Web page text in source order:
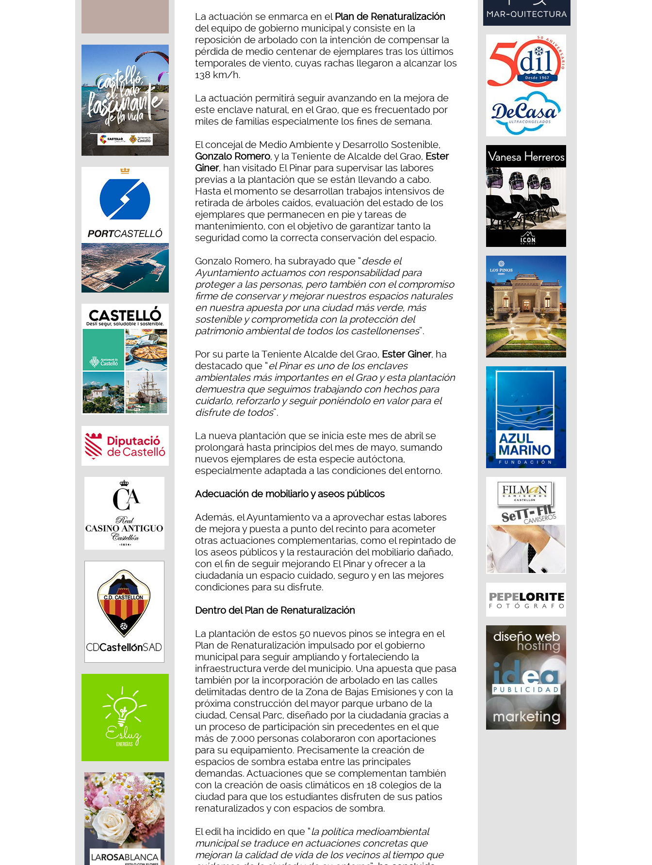
La actuación se enmarca en elPlan de Renaturalización
del equipo de gobierno municipal y consiste en la
reposición de arbolado con la intención de compensar la
pérdida de medio centenar de ejemplares tras los últimos
temporales de viento, cuyas rachas llegaron a alcanzar los
138 km/h.
La actuación permitirá seguir avanzando en la mejora de
este enclave natural, en el Grao, que es frecuentado por
miles de familias especialmente los fines de semana.
El concejal de Medio Ambiente y Desarrollo Sostenible,
Gonzalo Romero, y la Teniente de Alcalde del Grao, Ester
Giner, han visitado El Pinar para supervisar las labores
previas a la plantación que se están llevando a cabo.
Hasta el momento se desarrollan trabajos intensivos de
retirada de árboles caídos, evaluación del estado de los
ejemplares que permanecen en pie y tareas de
mantenimiento, con el objetivo de garantizar tanto la
seguridad como la correcta conservación del espacio.
Gonzalo Romero, ha subrayado que “desde el
Ayuntamiento actuamos con responsabilidad para
proteger a las personas, pero también con el compromiso
firme de conservar y mejorar nuestros espacios naturales
en nuestra apuesta por una ciudad más verde, más
sostenible y comprometida con la protección del
patrimonio ambiental de todos los castellonenses”.
Por su parte la Teniente Alcalde del Grao, Ester Giner, ha
destacado que “el Pinar es uno de los enclaves
ambientales más importantes en el Grao y esta plantación
demuestra que seguimos trabajando con hechos para
cuidarlo, reforzarlo y seguir poniéndolo en valor para el
disfrute de todos”.
La nueva plantación que se inicia este mes de abril se
prolongará hasta principios del mes de mayo, sumando
nuevos ejemplares de esta especie autóctona,
especialmente adaptada a las condiciones del entorno.
Adecuación de mobiliario y aseos públicos
Además, el Ayuntamiento va a aprovechar estas labores
de mejora y puesta a punto del recinto para acometer
otras actuaciones complementarias, como el repintado de
los aseos públicos y la restauración del mobiliario dañado,
con el fin de seguir mejorando El Pinar y ofrecer a la
ciudadanía un espacio cuidado, seguro y en las mejores
condiciones para su disfrute.
Dentro del Plan de Renaturalización
La plantación de estos 50 nuevos pinos se integra en el
Plan de Renaturalización impulsado por el gobierno
municipal para seguir ampliando y fortaleciendo la
infraestructura verde del municipio. Una apuesta que pasa
también por la incorporación de arbolado en las calles
delimitadas dentro de la Zona de Bajas Emisiones y con la
próxima construcción del mayor parque urbano de la
ciudad, Censal Parc, diseñado por la ciudadanía gracias a
un proceso de participación sin precedentes en el que
más de 7.000 personas colaboraron con aportaciones
para su equipamiento. Precisamente la creación de
espacios de sombra estaba entre las principales
demandas. Actuaciones que se complementan también
con la creación de oasis climáticos en 18 colegios de la
ciudad para que los estudiantes disfruten de sus patios
renaturalizados y con espacios de sombra.
El edil ha incidido en que “la política medioambiental
municipal se traduce en actuaciones concretas que
mejoran la calidad de vida de los vecinos al tiempo que